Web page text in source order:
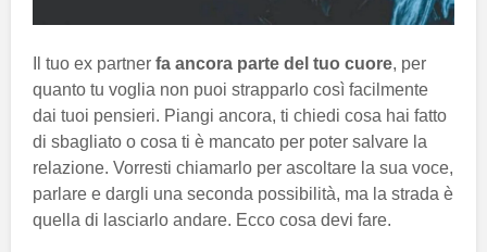
Il tuo ex partner fa ancora parte del tuo cuore, per
quanto tu voglia non puoi strapparlo così facilmente
dai tuoi pensieri. Piangi ancora, ti chiedi cosa hai fatto
di sbagliato o cosa ti è mancato per poter salvare la
relazione. Vorresti chiamarlo per ascoltare la sua voce,
parlare e dargli una seconda possibilità, ma la strada è
quella di lasciarlo andare. Ecco cosa devi fare.